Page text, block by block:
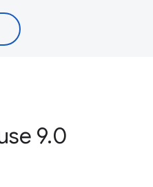
9.0